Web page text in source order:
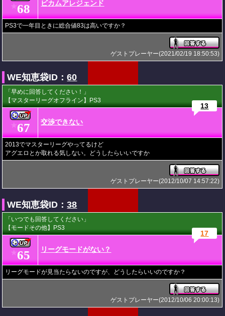
★68 ビカムアレジェンド
PS3で一年目ときに総合値83は高いですか？
ゲストプレーヤー(2021/02/19 18:50:53)
WE知恵袋ID：60
「早めに回答してください！」
【マスターリーグオフライン】PS3
★67 交渉できない
13
2013でマスターリーグやってるけど
アグエロとか取れる気しない。どうしたらいいですか
ゲストプレーヤー(2012/10/07 14:57:22)
WE知恵袋ID：38
「いつでも回答してください」
【モードその他】PS3
★65 リーグモードがない？
17
リーグモードが見当たらないのですが、どうしたらいいのですか？
ゲストプレーヤー(2012/10/06 20:00:13)